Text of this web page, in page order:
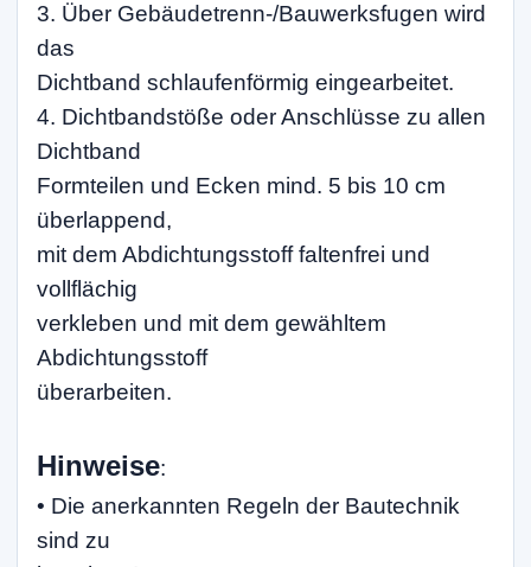
3. Über Gebäudetrenn-/Bauwerksfugen wird
das
Dichtband schlaufenförmig eingearbeitet.
4. Dichtbandstöße oder Anschlüsse zu allen
Dichtband
Formteilen und Ecken mind. 5 bis 10 cm
überlappend,
mit dem Abdichtungsstoff faltenfrei und
vollflächig
verkleben und mit dem gewähltem
Abdichtungsstoff
überarbeiten.
Hinweise:
• Die anerkannten Regeln der Bautechnik
sind zu